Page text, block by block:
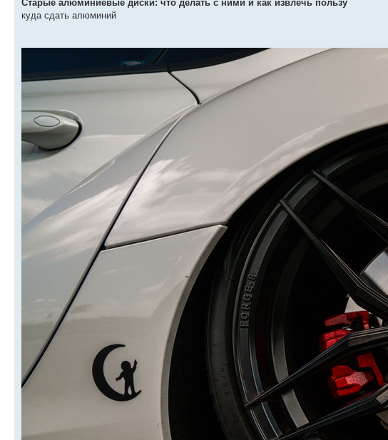
Старые алюминиевые диски: что делать с ними и как извлечь пользу
куда сдать алюминий